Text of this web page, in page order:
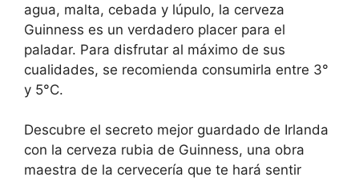
agua, malta, cebada y lúpulo, la cerveza
Guinness es un verdadero placer para el
paladar. Para disfrutar al máximo de sus
cualidades, se recomienda consumirla entre 3°
y 5°C.
Descubre el secreto mejor guardado de Irlanda
con la cerveza rubia de Guinness, una obra
maestra de la cervecería que te hará sentir